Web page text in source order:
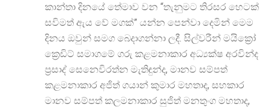
කාන්තා දිනයේ තේමාව වන “තැනුමට තිරසර හෙටක්
සවිමත් ඇය වේ මගක්” යන්න පෙන්වා දෙමින් මෙම
දිනය ඔවුන් සමග බෙදාගන්නා ලදී. සිල්වරීන් මයික්රෝ
ක්රෙඩිට් සමාගමේ ගරු කළමනාකාර අධ්යක්ෂ අරවින්ද
ප්රසාද් සෙනෙවිරත්න මැතිඳුන්ද, මානව සම්පත්
කළමනාකාර අජිත් ගයාන් කුමාර මහතාද, සහකාර
මානව සම්පත් කලමනාකාර සුජිත් මනතුංග මහතාද,